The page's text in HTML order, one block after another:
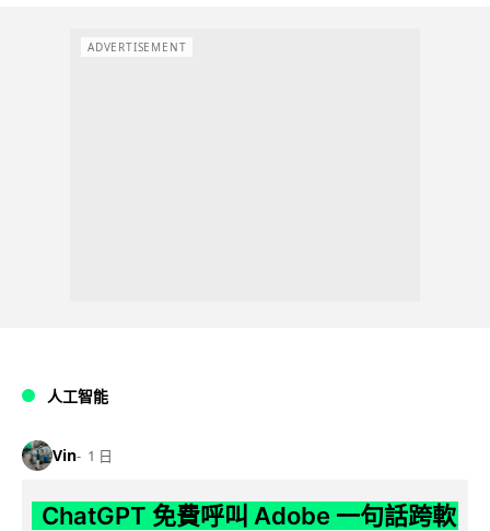
ADVERTISEMENT
人工智能
Vin 1 日
ChatGPT 免費呼叫 Adobe 一句話跨軟